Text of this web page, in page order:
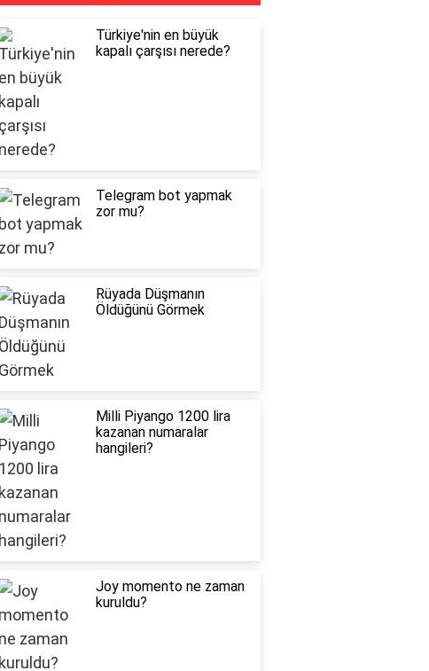
Türkiye'nin en büyük
kapalı çarşısı nerede?
Telegram bot yapmak
zor mu?
Rüyada Düşmanın
Öldüğünü Görmek
Milli Piyango 1200 lira
kazanan numaralar
hangileri?
Joy momento ne zaman
kuruldu?